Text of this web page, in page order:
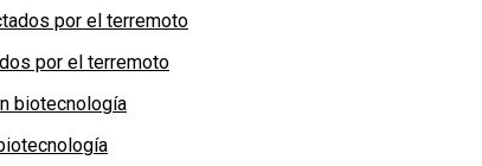
por el terremoto